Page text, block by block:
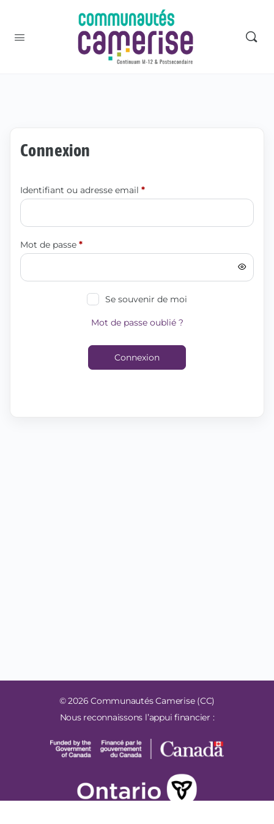
Connexion
Identifiant ou adresse email *
Mot de passe *
Se souvenir de moi
Mot de passe oublié ?
Connexion
© 2026 Communautés Camerise (CC)
Nous reconnaissons l’appui financier :